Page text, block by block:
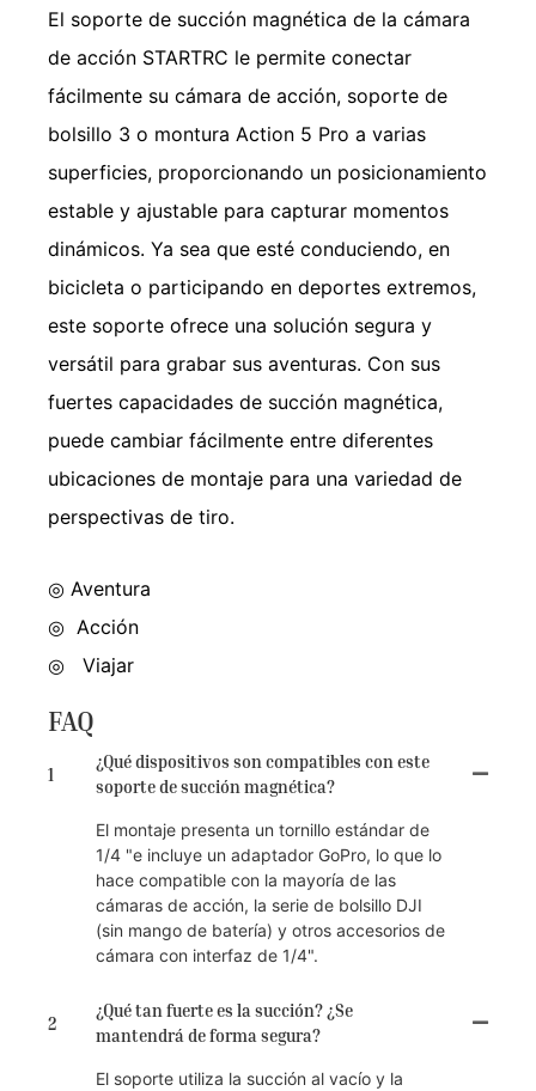
El soporte de succión magnética de la cámara
de acción STARTRC le permite conectar
fácilmente su cámara de acción, soporte de
bolsillo 3 o montura Action 5 Pro a varias
superficies, proporcionando un posicionamiento
estable y ajustable para capturar momentos
dinámicos. Ya sea que esté conduciendo, en
bicicleta o participando en deportes extremos,
este soporte ofrece una solución segura y
versátil para grabar sus aventuras. Con sus
fuertes capacidades de succión magnética,
puede cambiar fácilmente entre diferentes
ubicaciones de montaje para una variedad de
perspectivas de tiro.
◎ Aventura
◎ Acción
◎
Viajar
FAQ
1
¿Qué dispositivos son compatibles con este
soporte de succión magnética?
El montaje presenta un tornillo estándar de
1/4 "e incluye un adaptador GoPro, lo que lo
hace compatible con la mayoría de las
cámaras de acción, la serie de bolsillo DJI
(sin mango de batería) y otros accesorios de
cámara con interfaz de 1/4".
2
¿Qué tan fuerte es la succión? ¿Se
mantendrá de forma segura?
El soporte utiliza la succión al vacío y la